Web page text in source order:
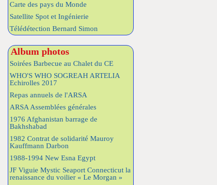
Carte des pays du Monde
Satellite Spot et Ingénierie
Télédétection Bernard Simon
Album photos
Soirées Barbecue au Chalet du CE
WHO'S WHO SOGREAH ARTELIA
Echirolles 2017
Repas annuels de l'ARSA
ARSA Assemblées générales
1976 Afghanistan barrage de
Bakhshabad
1982 Contrat de solidarité Mauroy
Kauffmann Darbon
1988-1994 New Esna Egypt
JF Viguie Mystic Seaport Connecticut la
renaissance du voilier « Le Morgan »